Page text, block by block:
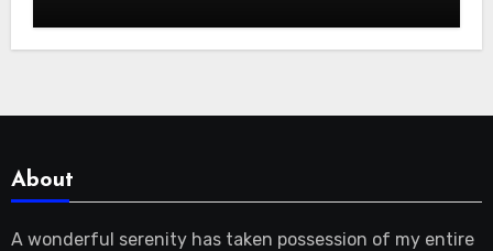
About
A wonderful serenity has taken possession of my entire